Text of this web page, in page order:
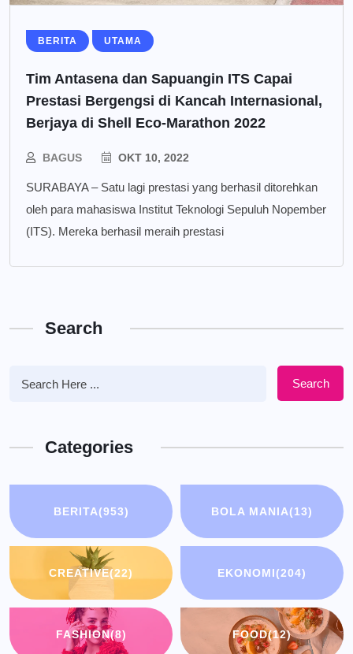
BERITA UTAMA
Tim Antasena dan Sapuangin ITS Capai
Prestasi Bergengsi di Kancah Internasional,
Berjaya di Shell Eco-Marathon 2022
BAGUS OKT 10, 2022
SURABAYA – Satu lagi prestasi yang berhasil ditorehkan
oleh para mahasiswa Institut Teknologi Sepuluh Nopember
(ITS). Mereka berhasil meraih prestasi
Search
Search
Categories
BERITA(953) BOLA MANIA(13)
CREATIVE(22) EKONOMI(204)
FASHION(8) FOOD(12)